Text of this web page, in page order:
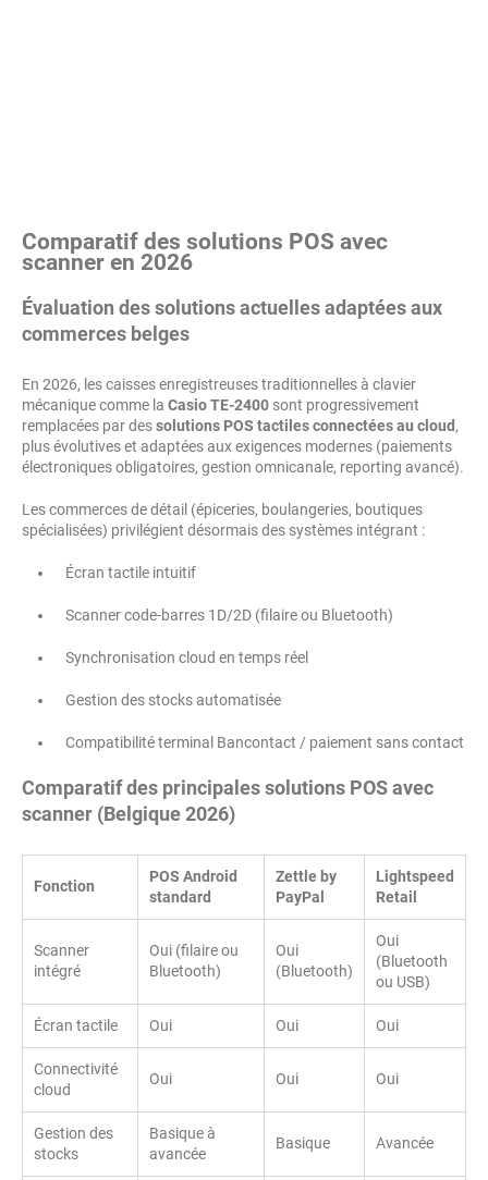
Comparatif des solutions POS avec
scanner en 2026
Évaluation des solutions actuelles adaptées aux
commerces belges
En 2026, les caisses enregistreuses traditionnelles à clavier
mécanique comme la Casio TE-2400 sont progressivement
remplacées par dessolutions POS tactiles connectées au cloud,
plus évolutives et adaptées aux exigences modernes (paiements
électroniques obligatoires, gestion omnicanale, reporting avancé).
Les commerces de détail (épiceries, boulangeries, boutiques
spécialisées) privilégient désormais des systèmes intégrant :
Écran tactile intuitif
Scanner code-barres 1D/2D (filaire ou Bluetooth)
Synchronisation cloud en temps réel
Gestion des stocks automatisée
Compatibilité terminal Bancontact / paiement sans contact
Comparatif des principales solutions POS avec
scanner (Belgique 2026)
Fonction
POS Android
standard
Zettle by
PayPal
Lightspeed
Retail
Scanner
intégré
Oui (filaire ou
Bluetooth)
Oui
(Bluetooth)
Oui
(Bluetooth
ou USB)
Écran tactile Oui Oui Oui
Connectivité
cloud
Oui Oui Oui
Gestion des
stocks
Basique à
avancée
Basique Avancée